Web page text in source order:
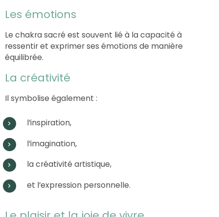
Les émotions
Le chakra sacré est souvent lié à la capacité à
ressentir et exprimer ses émotions de manière
équilibrée.
La créativité
Il symbolise également :
l’inspiration,
l’imagination,
la créativité artistique,
et l’expression personnelle.